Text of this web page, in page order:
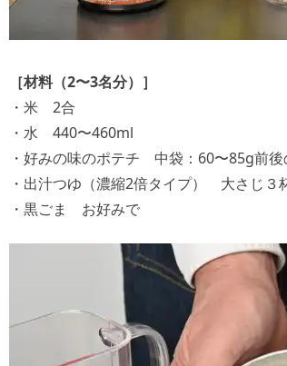
［材料（2〜3名分）］
・米 2合
・水 440〜460ml
・好みの味のポテチ 中袋：60〜85g前後
・出汁つゆ（濃縮2倍タイプ） 大さじ３
・黒ごま お好みで